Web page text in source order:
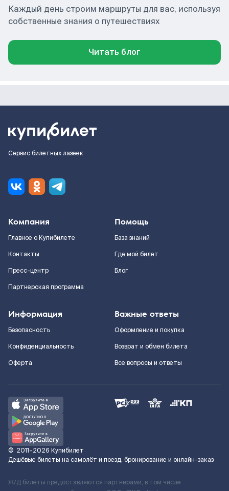
Каждый день строим маршруты для вас, используя
собственные знания о путешествиях
Читать блог
Сервис билетных лазеек
Компания
Главное о Купибилете
Контакты
Пресс-центр
Партнерская программа
Помощь
База знаний
Где мой билет
Блог
Информация
Безопасность
Конфиденциальность
Оферта
Важные ответы
Оформление и покупка
Возврат и обмен билета
Все вопросы и ответы
© 2011–2026 Купибилет
Дешёвые билеты на самолёт и поезд, бронирование и онлайн-заказ
Ж/Д билеты предоставляются партнёрами, в том числе